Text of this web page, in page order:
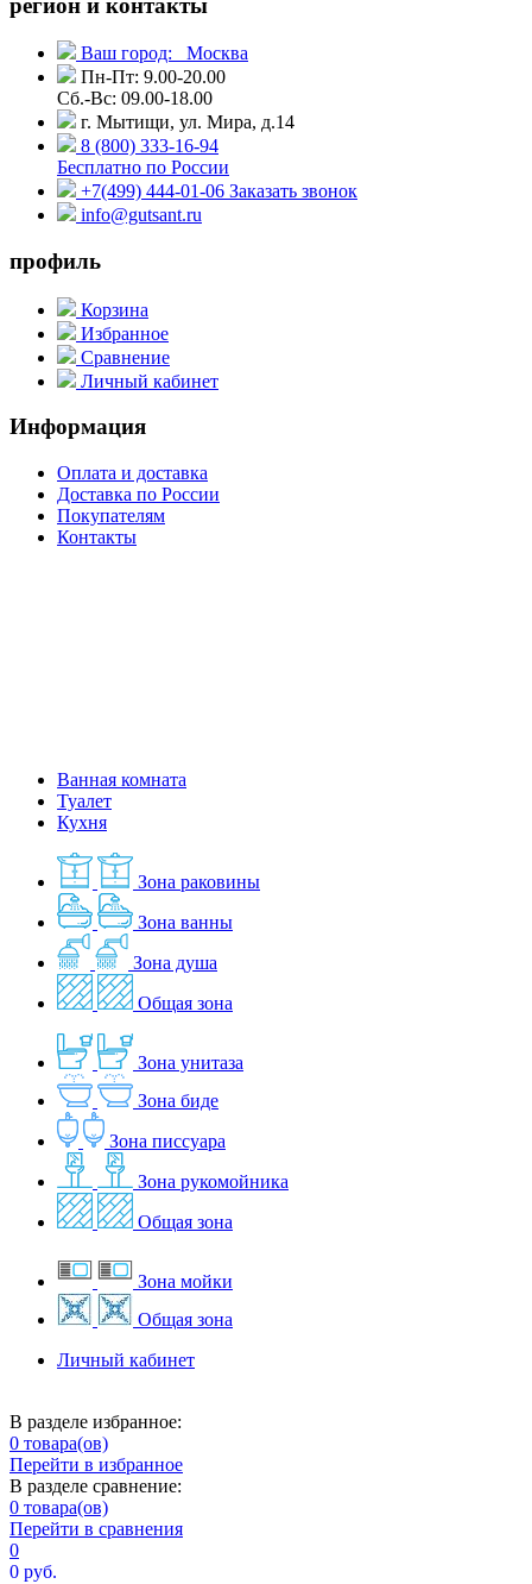
Ваш город:
Москва
Пн-Пт: 9.00-20.00
Сб.-Вс: 09.00-18.00
г. Мытищи, ул. Мира, д.14
8 (800) 333-16-94
Бесплатно по России
+7(499) 444-01-06 Заказать звонок
info@gutsant.ru
профиль
Корзина
Избранное
Сравнение
Личный кабинет
Информация
Оплата и доставка
Доставка по России
Покупателям
Контакты
Ванная комната
Туалет
Кухня
Зона раковины
Зона ванны
Зона душа
Общая зона
Зона унитаза
Зона биде
Зона писсуара
Зона рукомойника
Общая зона
Зона мойки
Общая зона
Личный кабинет
В разделе избранное:
0 товара(ов)
Перейти в избранное
В разделе сравнение:
0 товара(ов)
Перейти в сравнения
0
0 руб.